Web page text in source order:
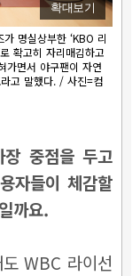
확대보기
명실상부한 ‘KBO 리
확고히 자리매김하고
가면서 야구팬이 자연
고 말했다. / 사진=컴
중점을 두고
자들이 체감할
까요.
WBC 라이선